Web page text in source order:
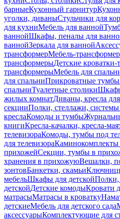
барныеКухонный гарнитур
уголки, диваныСтульчики для
для кухниМебель для ванной
ваннойШкафы, пеналы для
ваннойЗеркала для ванной
трансформерМебель-трансформер
трансформерыДетские
трансформерыМебель для
для спальниПрикроватные тумбы
спальниТуалетные столики
жилых комнатДиваны, кресла
секцииПолки, стеллажи,
креслаКомоды и тумбы
книгиКресла-качалки, кресла-
телевизораКомоды, тумбы под
для телевизораКаминокомплекты
прихожейСекции, тумбы в
хранения в прихожуюВешалки,
зонтовБанкетки, скамьи
мебельШкафы для детскойПолки,
детскойДетские комодыКровати
матрасыМатрасы в кроватку
детскиеМебель для детского сада
аксессуарыКомплектующие для